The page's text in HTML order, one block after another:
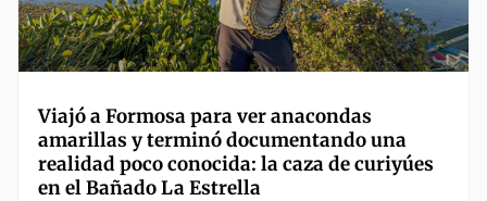
Viajó a Formosa para ver anacondas
amarillas y terminó documentando una
realidad poco conocida: la caza de curiyúes
en el Bañado La Estrella